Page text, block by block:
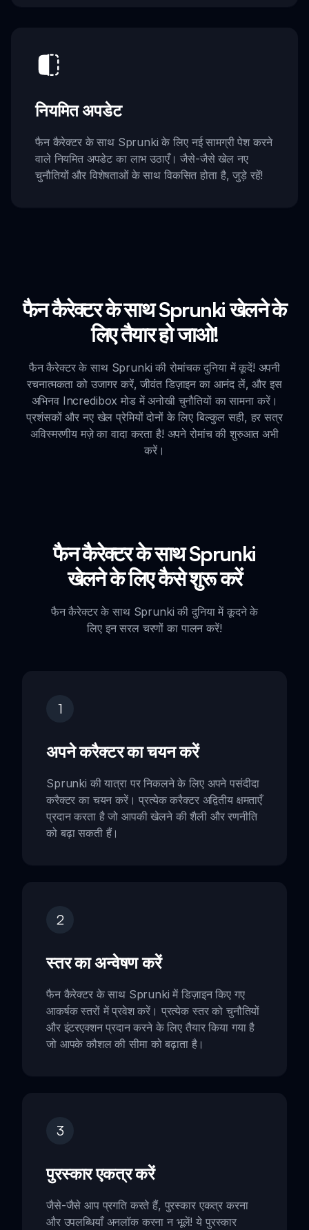
नियमित अपडेट
फैन कैरेक्टर के साथ Sprunki के लिए नई सामग्री पेश करने
वाले नियमित अपडेट का लाभ उठाएँ। जैसे-जैसे खेल नए
चुनौतियों और विशेषताओं के साथ विकसित होता है, जुड़े रहें!
फैन कैरेक्टर के साथ Sprunki खेलने के
लिए तैयार हो जाओ!
फैन कैरेक्टर के साथ Sprunki की रोमांचक दुनिया में कूदें! अपनी
रचनात्मकता को उजागर करें, जीवंत डिज़ाइन का आनंद लें, और इस
अभिनव Incredibox मोड में अनोखी चुनौतियों का सामना करें।
प्रशंसकों और नए खेल प्रेमियों दोनों के लिए बिल्कुल सही, हर सत्र
अविस्मरणीय मज़े का वादा करता है! अपने रोमांच की शुरुआत अभी
करें।
फैन कैरेक्टर के साथ Sprunki
खेलने के लिए कैसे शुरू करें
फैन कैरेक्टर के साथ Sprunki की दुनिया में कूदने के
लिए इन सरल चरणों का पालन करें!
1
अपने करैक्टर का चयन करें
Sprunki की यात्रा पर निकलने के लिए अपने पसंदीदा
करैक्टर का चयन करें। प्रत्येक करैक्टर अद्वितीय क्षमताएँ
प्रदान करता है जो आपकी खेलने की शैली और रणनीति
को बढ़ा सकती हैं।
2
स्तर का अन्वेषण करें
फैन कैरेक्टर के साथ Sprunki में डिज़ाइन किए गए
आकर्षक स्तरों में प्रवेश करें। प्रत्येक स्तर को चुनौतियों
और इंटरएक्शन प्रदान करने के लिए तैयार किया गया है
जो आपके कौशल की सीमा को बढ़ाता है।
3
पुरस्कार एकत्र करें
जैसे-जैसे आप प्रगति करते हैं, पुरस्कार एकत्र करना
और उपलब्धियाँ अनलॉक करना न भूलें! ये पुरस्कार